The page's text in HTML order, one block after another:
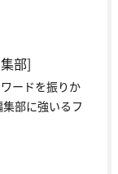
部]
ードを振りか
部に強いるフ